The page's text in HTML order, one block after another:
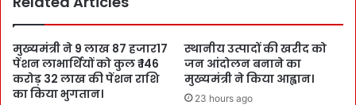
मुख्यमंत्री ने 9 लाख 87 हजार17
पेंशन लाभार्थियों को कुल ₹ 146
करोड़ 32 लाख की पेंशन राशि
का किया भुगतान।
स्थानीय उत्पादों की खरीद को
जन आंदोलन बनाने का
मुख्यमंत्री ने किया आह्वान।
23 hours ago